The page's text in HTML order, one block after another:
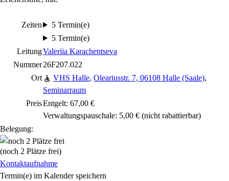
Zeiten
5 Termin(e)
5 Termin(e)
LeitungValeriia Karachentseva
Nummer26F207.022
Ort
VHS Halle, Oleariusstr. 7, 06108 Halle (Saale),
Seminarraum
PreisEntgelt: 67,00 €
Verwaltungspauschale: 5,00 € (nicht rabattierbar)
Belegung:
(noch 2 Plätze frei)
Kontaktaufnahme
Termin(e) im Kalender speichern